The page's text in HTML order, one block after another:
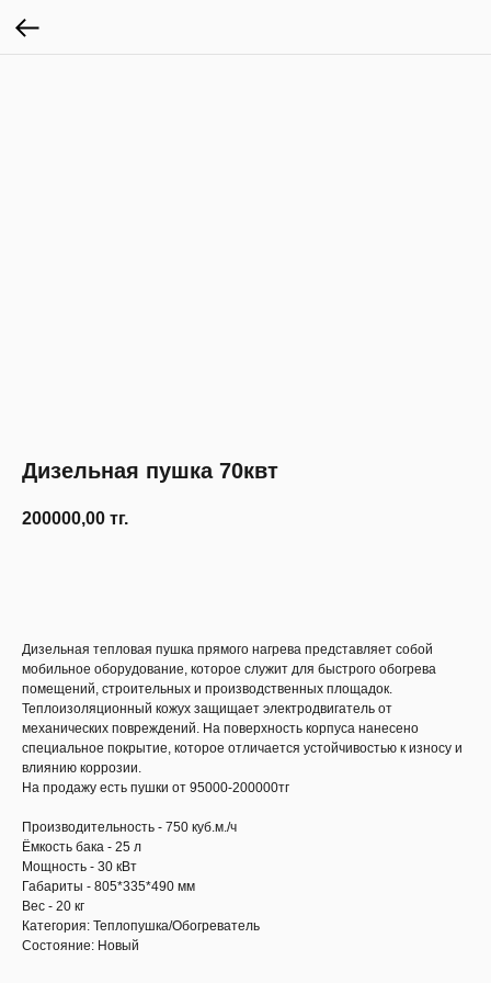
Дизельная пушка 70квт
200000,00 тг.
Дизельная тепловая пушка прямого нагрева представляет собой
мобильное оборудование, которое служит для быстрого обогрева
помещений, строительных и производственных площадок.
Теплоизоляционный кожух защищает электродвигатель от
механических повреждений. На поверхность корпуса нанесено
специальное покрытие, которое отличается устойчивостью к износу и
влиянию коррозии.
На продажу есть пушки от 95000-200000тг
Производительность - 750 куб.м./ч
Ёмкость бака - 25 л
Мощность - 30 кВт
Габариты - 805*335*490 мм
Вес - 20 кг
Категория: Теплопушка/Обогреватель
Состояние: Новый